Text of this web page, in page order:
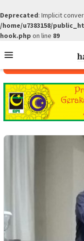
Deprecated: Implicit
/home/u7383158/
hook.php on line 89
to
Menu